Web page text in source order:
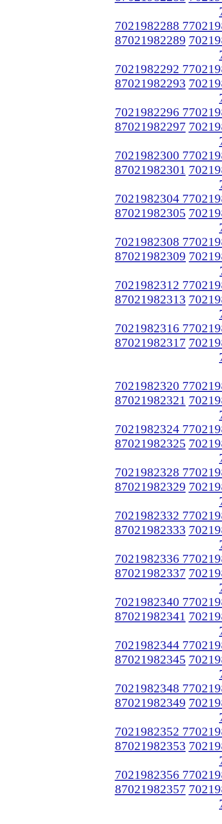
7021982288
87021982289
7021982292
87021982293
7021982296
87021982297
7021982300
87021982301
7021982304
87021982305
7021982308
87021982309
7021982312
87021982313
7021982316
87021982317
7021982320
87021982321
7021982324
87021982325
7021982328
87021982329
7021982332
87021982333
7021982336
87021982337
7021982340
87021982341
7021982344
87021982345
7021982348
87021982349
7021982352
87021982353
7021982356
87021982357